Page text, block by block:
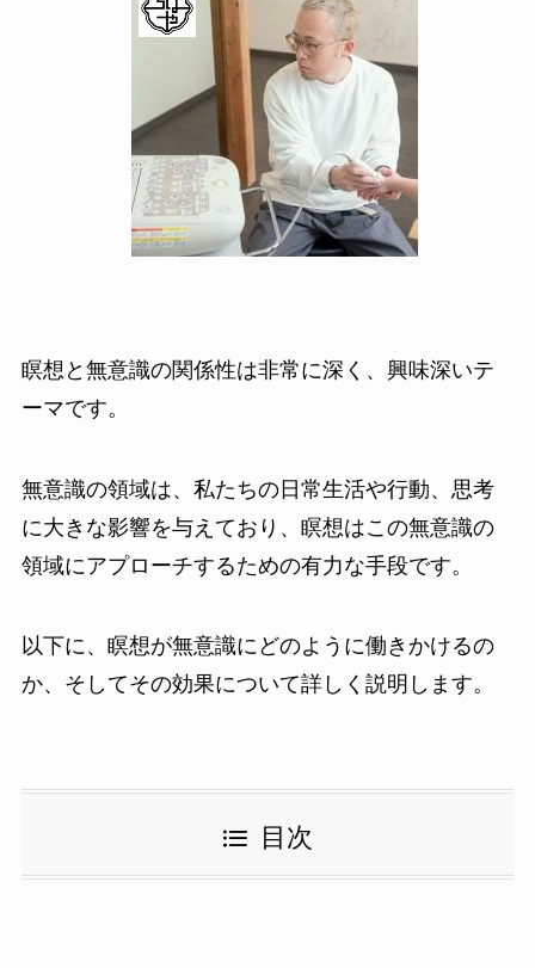
瞑想と無意識の関係性は非常に深く、興味深いテ
ーマです。
無意識の領域は、私たちの日常生活や行動、思考
に大きな影響を与えており、瞑想はこの無意識の
領域にアプローチするための有力な手段です。
以下に、瞑想が無意識にどのように働きかけるの
か、そしてその効果について詳しく説明します。
目次